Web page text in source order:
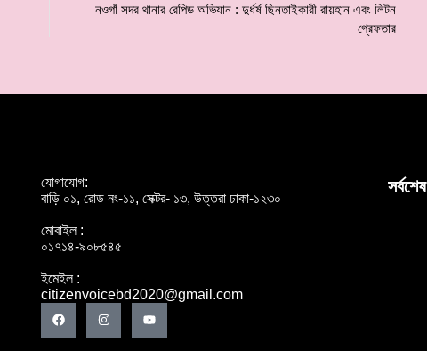
নওগাঁ সদর থানার রেপিড অভিযান : দুর্ধর্ষ ছিনতাইকারী রায়হান এবং লিটন
গ্রেফতার
যোগাযোগ:
বাড়ি ০১, রোড নং-১১, সেক্টর- ১৩, উত্তরা ঢাকা-১২৩০
মোবাইল :
০১৭১৪-৯০৮৫৪৫
ইমেইল :
citizenvoicebd2020@gmail.com
সর্বশেষ